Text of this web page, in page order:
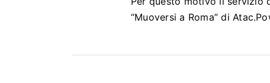
“Muoversi a Roma” di